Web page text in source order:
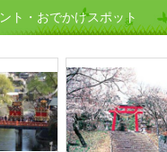
ト・おでかけスポット